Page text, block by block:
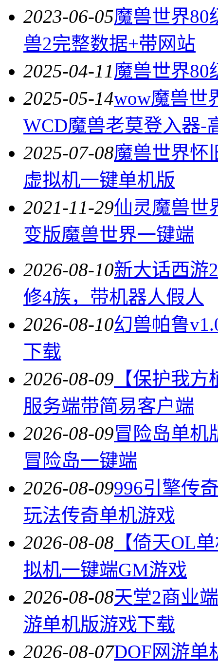
2023-06-05魔兽世界80
兽2完整数据+带网站
2025-04-11魔兽世界80
2025-05-14wow魔兽世
WCD魔兽老莫登入器-
2025-07-08魔兽世界怀
虚拟机一键单机版
2021-11-29仙灵魔兽世
变版魔兽世界一键端
2026-08-10新大话西游
修4族，带机器人假人
2026-08-10幻兽帕鲁
下载
2026-08-09 【保护我
服务端带简易客户端
2026-08-09冒险岛单机
冒险岛一键端
2026-08-09996引擎传
玩法传奇单机游戏
2026-08-08 【倚天OL
拟机一键端GM游戏
2026-08-08天堂2商业
游单机版游戏下载
2026-08-07DOF网游单